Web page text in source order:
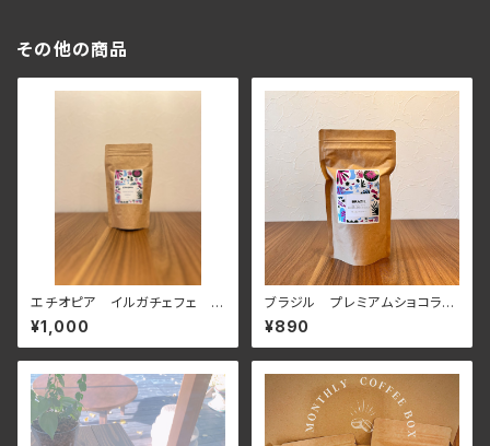
その他の商品
エチオピア イルガチェフェ ベ
レカG1【浅煎】100g
¥1,000
ブラジル プレミアムショコラ
【深煎り】100g
¥890